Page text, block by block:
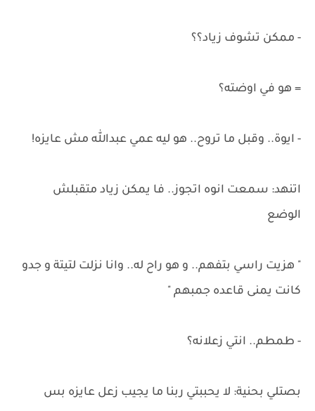
- ممكن تشوف زياد؟؟
= هو في اوضته؟
- ايوة.. وقبل ما تروح.. هو ليه عمي عبدالله مش عايزه!
اتنهد: سمعت انوه اتجوز.. فا يمكن زياد متقبلش
الوضع
" هزيت راسي بتفهم.. و هو راح له.. وانا نزلت لتيتة و جدو
كانت يمنى قاعده جمبهم "
- طمطم.. انتي زعلانه؟
بصتلي بحنية: لا يحببتي ربنا ما يجيب زعل عايزه بس